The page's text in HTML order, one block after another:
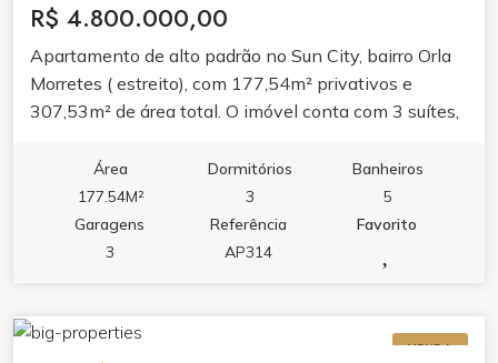
R$ 4.800.000,00
Apartamento de alto padrão no Sun City, bairro Orla
Morretes ( estreito), com 177,54m² privativos e
307,53m² de área total. O imóvel conta com 3 suítes,
layout valoriza o conforto com living amplo, banheira
hidromassagem e acabamento pensado para o dia a
dia. Espaço ideal para quem busca morar com
tranquilidade em um dos bairros que mais cresce em
hidromassagem na piscina, sauna, academia, sala de
Área
177.54M²
Dormitórios
3
Banheiros
5
Garagens
3
Referência
AP314
Favorito
VENDA